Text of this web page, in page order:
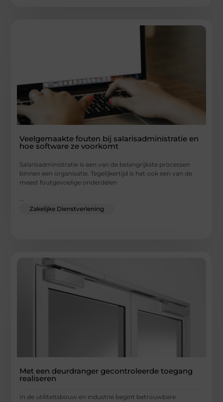
Veelgemaakte fouten bij salarisadministratie en
hoe software ze voorkomt
Salarisadministratie is een van de belangrijkste processen
binnen een organisatie. Tegelijkertijd is het ook een van de
meest foutgevoelige onderdelen
Zakelijke Dienstverlening
Met een deurdranger gecontroleerde toegang
realiseren
In de utiliteitsbouw en industrie begint betrouwbare